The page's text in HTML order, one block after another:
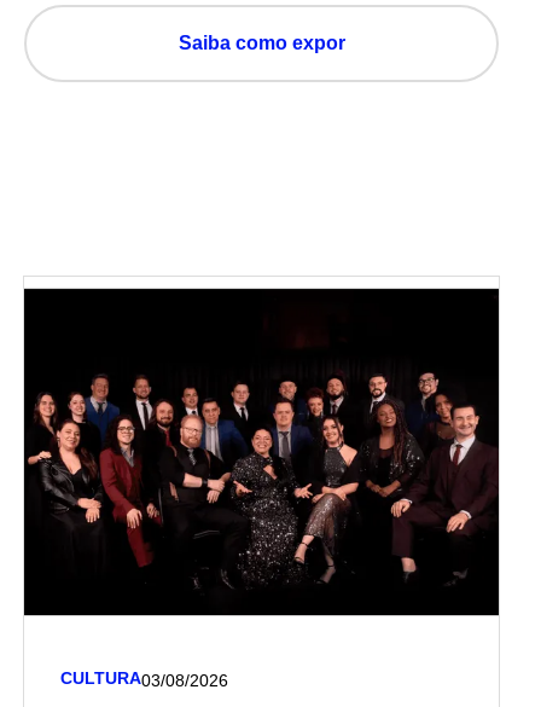
Saiba como expor
CULTURA03/08/2026